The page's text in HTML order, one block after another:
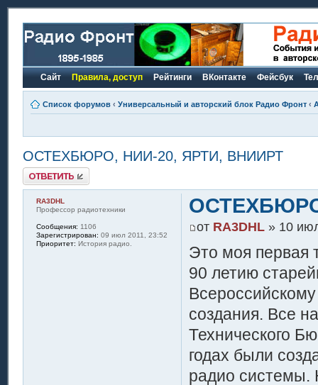
Сайт Правила, доступ Рейтинги ВКонтакте Фейсбук
Список форумов ‹ Универсальный и авторский блок Радио Фронт ‹
ОСТЕХБЮРО, НИИ-20, ЯРТИ, ВНИИРТ
Ответить
от RA3DHL» 10
Это моя первая
90 летию
создания. Все
Технического
годах были
радио системы.
RA3DHL
Профессор радиотехники
Сообщения: 1106
Зарегистрирован: 09 июл 2011, 23:52
Приоритет: История радио.